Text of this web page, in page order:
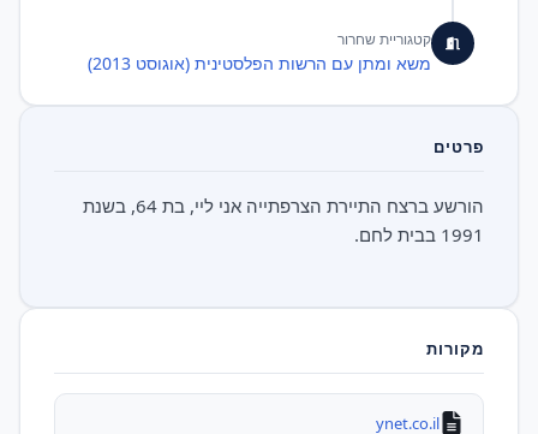
קטגוריית שחרור
משא ומתן עם הרשות הפלסטינית (אוגוסט 2013)
פרטים
הורשע ברצח התיירת הצרפתייה אני ליי, בת 64, בשנת
1991 בבית לחם.
מקורות
ynet.co.il